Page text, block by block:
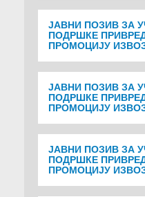
ЈАВНИ ПОЗИВ ЗА
ПОДРШКЕ
ПРОМОЦИЈУ
ЈАВНИ ПОЗИВ ЗА
ПОДРШКЕ
ПРОМОЦИЈУ
ЈАВНИ ПОЗИВ ЗА
ПОДРШКЕ
ПРОМОЦИЈУ